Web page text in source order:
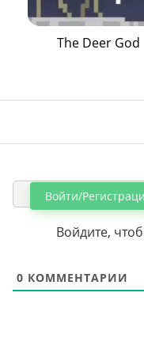
The Deer God
Войти/
Войдите,
0 КОММЕНТАРИИ